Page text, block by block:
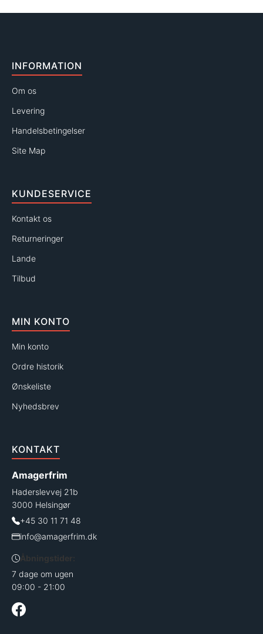
INFORMATION
Om os
Levering
Handelsbetingelser
Site Map
KUNDESERVICE
Kontakt os
Returneringer
Lande
Tilbud
MIN KONTO
Min konto
Ordre historik
Ønskeliste
Nyhedsbrev
KONTAKT
Amagerfrim
Haderslevvej 21b
3000 Helsingør
+45 30 11 71 48
info@amagerfrim.dk
Åbningstider:
7 dage om ugen
09:00 - 21:00